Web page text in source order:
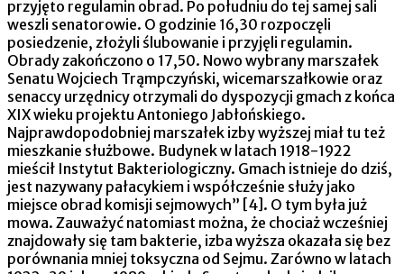
przyjęto regulamin obrad. Po południu do tej samej sali
weszli senatorowie. O godzinie 16,30 rozpoczęli
posiedzenie, złożyli ślubowanie i przyjęli regulamin.
Obrady zakończono o 17,50. Nowo wybrany marszałek
Senatu Wojciech Trąmpczyński, wicemarszałkowie oraz
senaccy urzędnicy otrzymali do dyspozycji gmach z końca
XIX wieku projektu Antoniego Jabłońskiego.
Najprawdopodobniej marszałek izby wyższej miał tu też
mieszkanie służbowe. Budynek w latach 1918-1922
mieścił Instytut Bakteriologiczny. Gmach istnieje do dziś,
jest nazywany pałacykiem i współcześnie służy jako
miejsce obrad komisji sejmowych” [4]. O tym była już
mowa. Zauważyć natomiast można, że chociaż wcześniej
znajdowały się tam bakterie, izba wyższa okazała się bez
porównania mniej toksyczna od Sejmu. Zarówno w latach